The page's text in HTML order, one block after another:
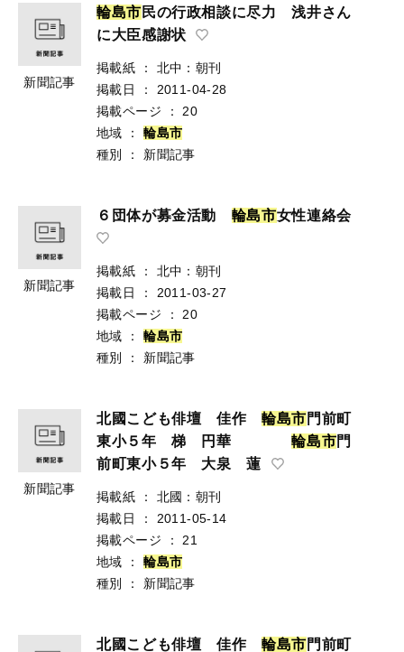
新聞記事
輪島市 民の行政相談に尽力 浅井さん
に大臣感謝状
掲載紙 ：
北中：朝刊
掲載日
：
2011-04-28
掲載ページ
：
20
地域
： 輪島市
種別
： 新聞記事
新聞記事
６団体が募金活動 輪島市女性連絡会
掲載紙 ：
北中：朝刊
掲載日
：
2011-03-27
掲載ページ
：
20
地域
： 輪島市
種別
： 新聞記事
新聞記事
北國こども俳壇 佳作輪島市 門前町
東小５年 梯 円華輪島市門
前町東小５年 大泉 蓮
掲載紙 ：
北國：朝刊
掲載日
：
2011-05-14
掲載ページ
：
21
地域
： 輪島市
種別
： 新聞記事
北國こども俳壇 佳作輪島市 門前町